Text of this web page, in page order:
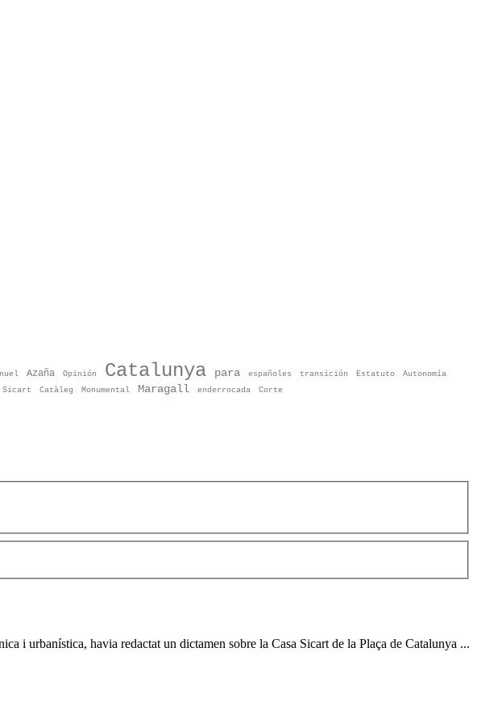
Azaña Opinión Catalunya para españoles transición Estatuto
Autonomía
Sicart Catàleg Monumental Maragall enderrocada Corte
i urbanística, havia redactat un dictamen sobre la Casa Sicart de la Plaça de Catalunya ...